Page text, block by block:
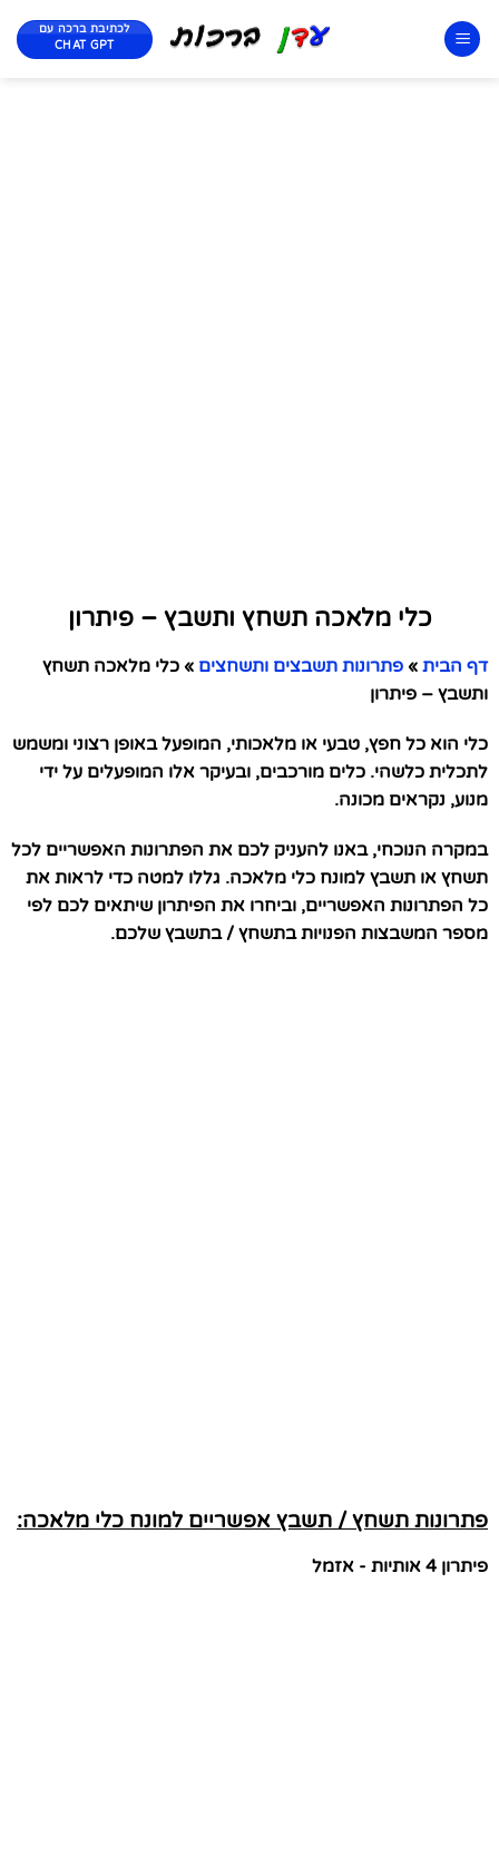
לכתיבת ברכה עם
CHAT GPT
כלי מלאכה תשחץ ותשבץ – פיתרון
דף הבית » פתרונות תשבצים ותשחצים » כלי מלאכה תשחץ
ותשבץ – פיתרון
כלי הוא כל חפץ, טבעי או מלאכותי, המופעל באופן רצוני ומשמש
לתכלית כלשהי. כלים מורכבים, ובעיקר אלו המופעלים על ידי
מנוע, נקראים מכונה.
במקרה הנוכחי, באנו להעניק לכם את הפתרונות האפשריים לכל
תשחץ או תשבץ למונח כלי מלאכה. גללו למטה כדי לראות את
כל הפתרונות האפשריים, וביחרו את הפיתרון שיתאים לכם לפי
מספר המשבצות הפנויות בתשחץ / בתשבץ שלכם.
פתרונות תשחץ / תשבץ אפשריים למונח כלי מלאכה:
פיתרון 4 אותיות - אזמל